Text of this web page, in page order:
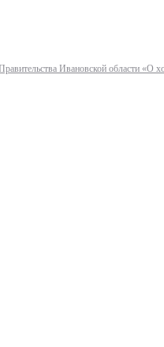
Ивановской области «О